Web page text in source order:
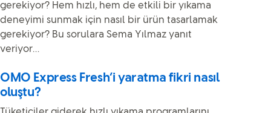
gerekiyor? Hem hızlı, hem de etkili bir yıkama
deneyimi sunmak için nasıl bir ürün tasarlamak
gerekiyor? Bu sorulara Sema Yılmaz yanıt
veriyor…
OMO Express Fresh’i yaratma fikri nasıl
oluştu?